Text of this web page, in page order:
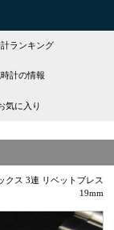
計ランキング
時計の情報
気に入り
クス 3連 リベットブレス
19mm